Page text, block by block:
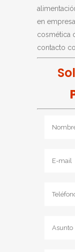
en
cosmética
contacto